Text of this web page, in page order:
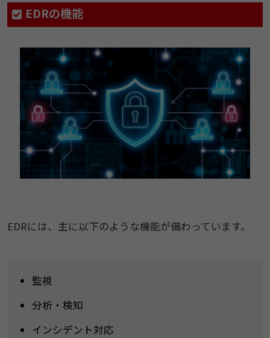
EDRの機能
EDRには、主に以下のような機能が備わっています。
監視
分析・検知
インシデント対応